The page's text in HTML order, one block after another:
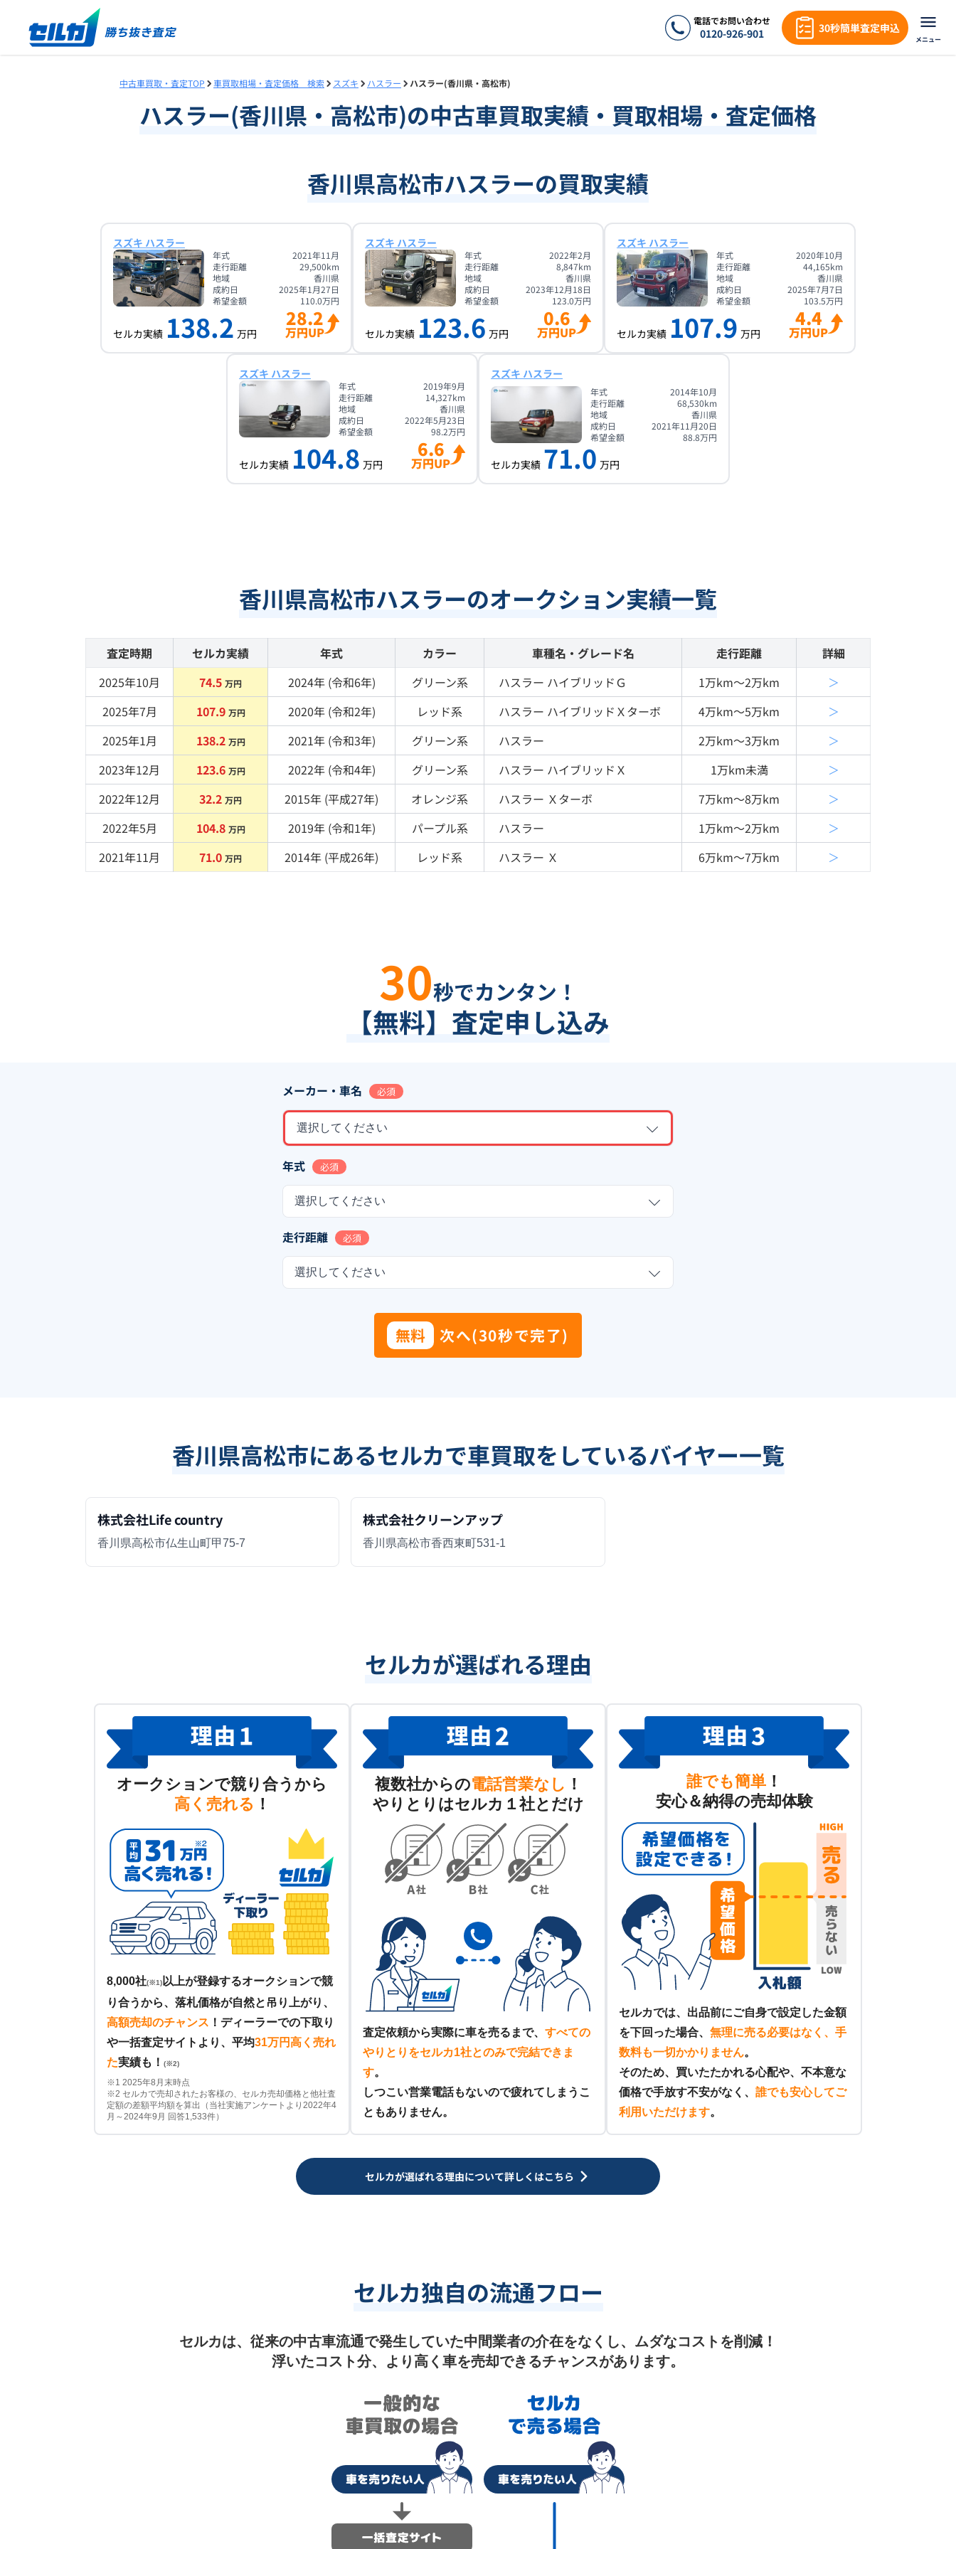
電話でお問い合わせ
0120-926-901 30秒簡単査定申込
メニュー
中古車買取・査定TOP 車買取相場・査定価格 検索 スズキ ハスラー ハスラー(香川県・高松市)
ハスラー(香川県 ・ 高松市)の中古車買取実績・買取相場・査定価格
香川県高松市ハスラーの買取実績
スズキ ハスラー
年式
2021年11月
走行距離
29,500km
地域
香川県
成約日
2025年1月27日
希望金額
110.0万円
セルカ実績 138.2 万円
28.2
万円UP
スズキ ハスラー
年式
2022年2月
走行距離
8,847km
地域
香川県
成約日
2023年12月18日
希望金額
123.0万円
セルカ実績 123.6 万円
0.6
万円UP
スズキ ハスラー
年式
2020年10月
走行距離
44,165km
地域
香川県
成約日
2025年7月7日
希望金額
103.5万円
セルカ実績 107.9 万円
4.4
万円UP
スズキ ハスラー
年式
2019年9月
走行距離
14,327km
地域
香川県
成約日
2022年5月23日
希望金額
98.2万円
セルカ実績 104.8 万円
6.6
万円UP
スズキ ハスラー
年式
2014年10月
走行距離
68,530km
地域
香川県
成約日
2021年11月20日
希望金額
88.8万円
セルカ実績 71.0 万円
香川県高松市ハスラーのオークション実績一覧
査定時期 セルカ実績 年式 カラー 車種名・グレード名 走行距離
詳細
2025年10月
74.5 万円 2024年 (令和6年) グリーン系 ハスラー ハイブリッドＧ 1万km〜2万km
＞
2025年7月
107.9 万円 2020年 (令和2年) レッド系 ハスラー ハイブリッドＸターボ 4万km〜5万km
＞
2025年1月
138.2 万円 2021年 (令和3年) グリーン系 ハスラー 2万km〜3万km
＞
2023年12月
123.6 万円 2022年 (令和4年) グリーン系 ハスラー ハイブリッドＸ 1万km未満
＞
2022年12月
32.2 万円 2015年 (平成27年) オレンジ系 ハスラー Ｘターボ 7万km〜8万km
＞
2022年5月
104.8 万円 2019年 (令和1年) パープル系 ハスラー 1万km〜2万km
＞
2021年11月
71.0 万円 2014年 (平成26年) レッド系 ハスラー Ｘ 6万km〜7万km ＞
30秒でカンタン！
【無料】査定申し込み
メーカー・車名 必須
選択してください
年式 必須
選択してください
走行距離 必須
選択してください
無料 次へ(30秒で完了)
香川県高松市にあるセルカで車買取をしているバイヤー一覧
株式会社Life country
香川県高松市仏生山町甲75-7
株式会社クリーンアップ
香川県高松市香西東町531-1
セルカが選ばれる理由
オークションで競り合うから
高く売れる ！
8,000社(※1) 以上が登録するオークションで競
り合うから、落札価格が自然と吊り上がり、
高額売却のチャンス ！ ディーラーでの下取り
や一括査定サイトより、平均31万円高く売れ
た実績も！ (※2)
※1 2025年8月末時点
※2 セルカで売却されたお客様の、セルカ売却価格と他社査
定額の差額平均額を算出（当社実施アンケートより2022年4
月～2024年9月 回答1,533件）
複数社からの電話営業なし ！
やりとりはセルカ１社とだけ
査定依頼から実際に車を売るまで、 すべての
やりとりをセルカ1社とのみで完結できま
す。
しつこい営業電話もないので疲れてしまうこ
ともありません。
誰でも簡単 ！
安心＆納得の売却体験
セルカでは、出品前にご自身で設定した金額
を下回った場合、 無理に売る必要はなく、手
数料も一切かかりません。
そのため、買いたたかれる心配や、不本意な
価格で手放す不安がなく、 誰でも安心してご
利用いただけます。
セルカが選ばれる理由について詳しくはこちら
セルカ独自の流通フロー
セルカは、従来の中古車流通で発生していた中間業者の介在をなくし、ムダなコストを削減！
浮いたコスト分、より高く車を売却できるチャンスがあります。